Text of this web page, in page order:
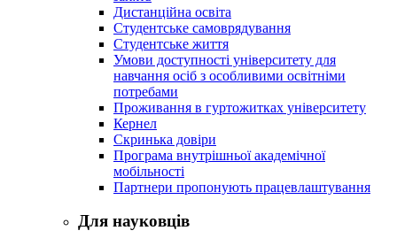
Дистанційна освіта
Студентське самоврядування
Студентське життя
Умови доступності університету для
навчання осіб з особливими освітніми
потребами
Проживання в гуртожитках університету
Кернел
Скринька довіри
Програма внутрішньої академічної
мобільності
Партнери пропонують працевлаштування
Для науковців